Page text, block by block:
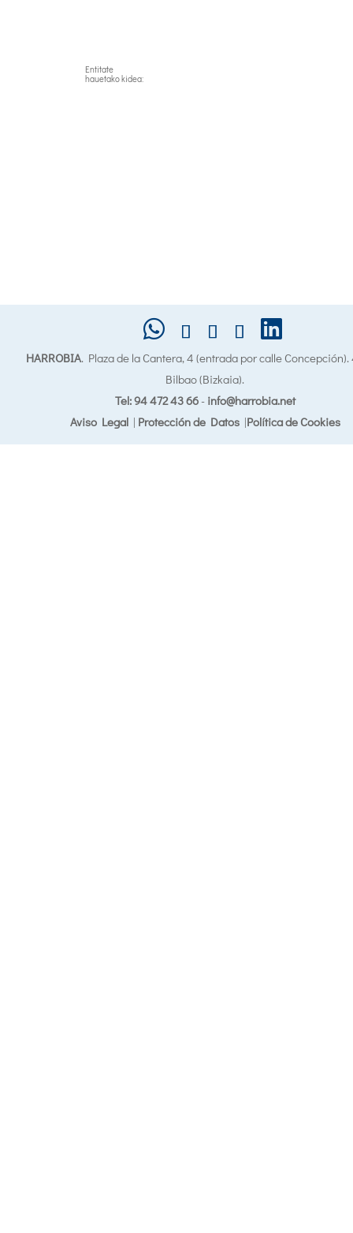
Entitate
hauetako kidea:
HARROBIA. Plaza de la Cantera, 4 (entrada por calle
Bilbao (Bizkaia).
Tel: 94 472 43 66- info@harrobia.net
Aviso Legal| Protección de Datos|Política de Cookies